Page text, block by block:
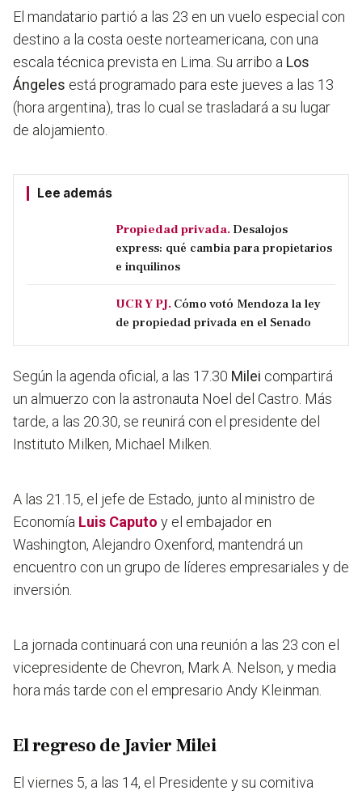
El mandatario partió a las 23 en un vuelo especial con
destino a la costa oeste norteamericana, con una
escala técnica prevista en Lima. Su arribo a Los
Ángeles está programado para este jueves a las 13
(hora argentina), tras lo cual se trasladará a su lugar
de alojamiento.
Lee además
Propiedad privada. Desalojos
express: qué cambia para propietarios
e inquilinos
UCR Y PJ. Cómo votó Mendoza la ley
de propiedad privada en el Senado
Según la agenda oficial, a las 17.30 Milei compartirá
un almuerzo con la astronauta Noel del Castro. Más
tarde, a las 20.30, se reunirá con el presidente del
Instituto Milken, Michael Milken.
A las 21.15, el jefe de Estado, junto al ministro de
Economía Luis Caputo y el embajador en
Washington, Alejandro Oxenford, mantendrá un
encuentro con un grupo de líderes empresariales y de
inversión.
La jornada continuará con una reunión a las 23 con el
vicepresidente de Chevron, Mark A. Nelson, y media
hora más tarde con el empresario Andy Kleinman.
El regreso de Javier Milei
El viernes 5, a las 14, el Presidente y su comitiva